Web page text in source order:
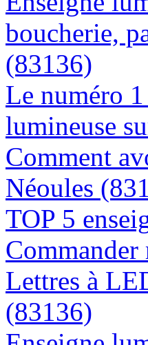
boucherie,
(83136)
Le numéro
lumineuse
Comment
Néoules
TOP 5
Commander
Lettres à
(83136)